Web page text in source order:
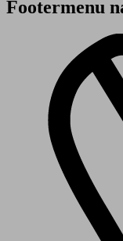
Footermenu